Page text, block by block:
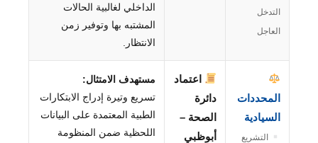
التدخل
العاجل
الداخلي لغالبية الحالات
المشتبه بها وتوفير زمن
الانتظار.
المحددات
السيادية
التشريع
اعتماد
دائرة
الصحة –
أبوظبي
مستهدف الامتثال:
تسريع وتيرة إدراج الابتكارات
الطبية المعتمدة على البيانات
اللحظية ضمن المنظومة